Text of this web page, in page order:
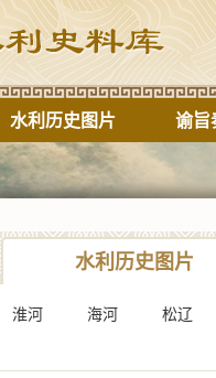
水利历史图片 谕旨
水利历史图片
淮河 海河
松辽